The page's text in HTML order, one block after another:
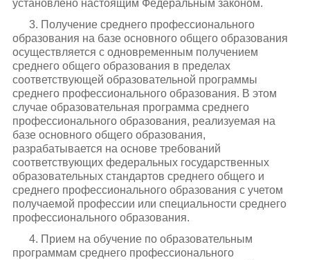
установлено настоящим Федеральным законом.
3. Получение среднего профессионального
образования на базе основного общего образования
осуществляется с одновременным получением
среднего общего образования в пределах
соответствующей образовательной программы
среднего профессионального образования. В этом
случае образовательная программа среднего
профессионального образования, реализуемая на
базе основного общего образования,
разрабатывается на основе требований
соответствующих федеральных государственных
образовательных стандартов среднего общего и
среднего профессионального образования с учетом
получаемой профессии или специальности среднего
профессионального образования.
4. Прием на обучение по образовательным
программам среднего профессионального